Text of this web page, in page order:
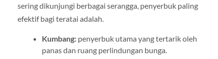
sering dikunjungi berbagai serangga, penyerbuk paling
efektif bagi teratai adalah.
Kumbang: penyerbuk utama yang tertarik oleh
panas dan ruang perlindungan bunga.